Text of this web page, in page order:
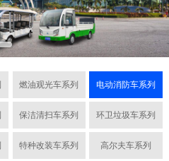
燃油观光车系列 电动消防车系列
保洁清扫车系列 环卫垃圾车系列
特种改装车系列 高尔夫车系列